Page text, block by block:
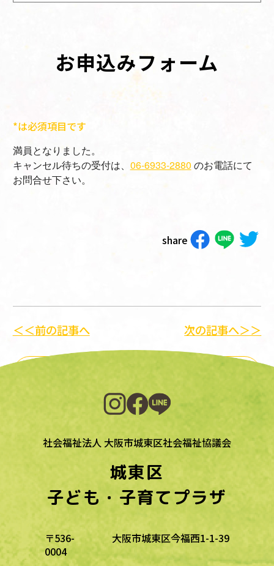
お申込みフォーム
*は必須項目です
満員となりました。
キャンセル待ちの受付は、 06-6933-2880 のお電話にて
お問合せ下さい。
share
＜＜前の記事へ
一覧に戻る
次の記事へ＞＞
社会福祉法人 大阪市城東区社会福祉協議会
城東区
子ども・子育てプラザ
〒536-
0004
大阪市城東区今福西1-1-39